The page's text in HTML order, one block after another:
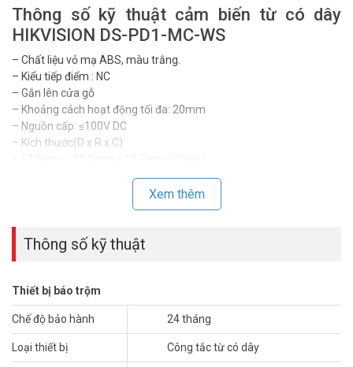
Thông số kỹ thuật cảm biến từ có dây
HIKVISION DS-PD1-MC-WS
– Chất liệu vỏ mạ ABS, màu trắng.
– Kiểu tiếp điểm : NC
– Gắn lên cửa gỗ
– Khoảng cách hoạt động tối đa: 20mm
– Nguồn cấp: ≤100V DC
– Kích thước(D x R x C):
+ 63.5mm x 12.5mm x 12.5mm (Phụ)
Đặt mua hàng Online ngay HIKVISION DS-PD1-MC-WS mới nhất,
xin vui lòng liên hệ HOTLINE
Xem thêm
Thông số kỹ thuật
Thiết bị báo trộm
Chế độ bảo hành 24 tháng
Loại thiết bị Công tắc từ có dây